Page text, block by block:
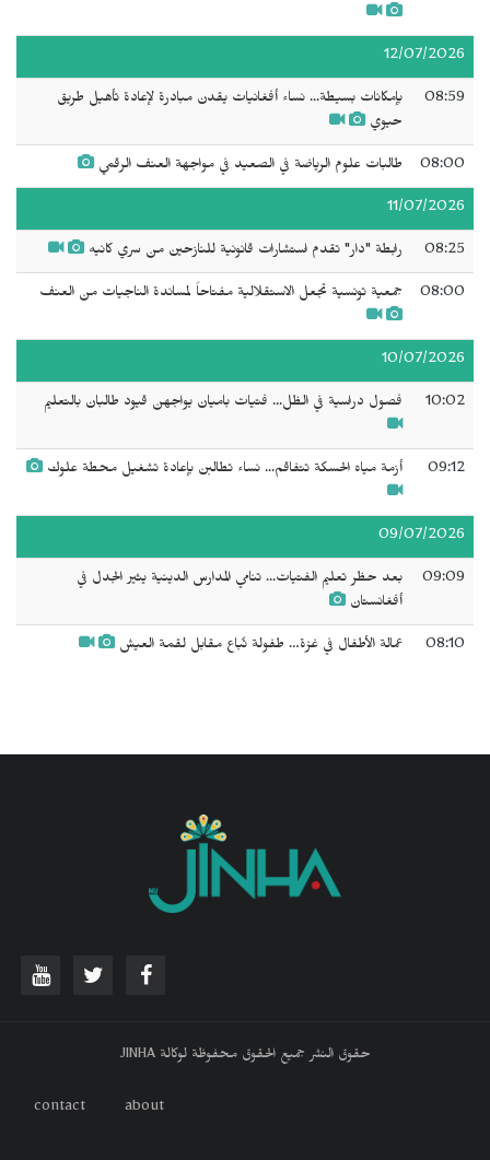
12/07/2026
08:59
بإمكانات بسيطة... نساء أفغانيات يقدن مبادرة لإعادة تأهيل طريق
حيوي
08:00 طالبات علوم الرياضة في الصعيد في مواجهة العنف الرقمي
11/07/2026
08:25 رابطة "دار" تقدم استشارات قانونية للنازحين من سري كانيه
08:00 جمعية تونسية تجعل الاستقلالية مفتاحاً لمساندة الناجيات من العنف
10/07/2026
10:02 فصول دراسية في الظل... فتيات باميان يواجهن قيود طالبان بالتعليم
09:12 أزمة مياه الحسكة تتفاقم... نساء تطالبن بإعادة تشغيل محطة علوك
09/07/2026
09:09
بعد حظر تعليم الفتيات... تنامي المدارس الدينية يثير الجدل في
أفغانستان
08:10 عمالة الأطفال في غزة… طفولة تُباع مقابل لقمة العيش
حقوق النشر جميع الحقوق محفوظة لوكالة JINHA
about
contact